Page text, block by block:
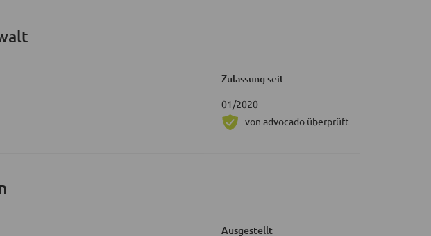
Zulassung seit
01/2020
von advocado überprüft
Ausgestellt